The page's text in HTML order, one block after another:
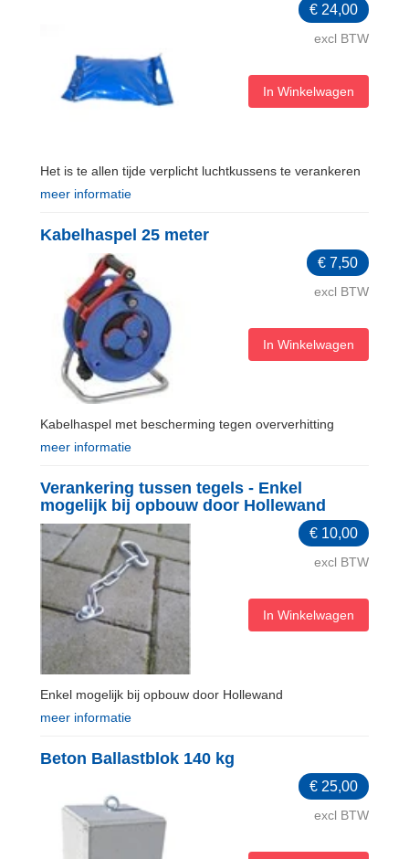
€ 24,00
excl BTW
In Winkelwagen
Het is te allen tijde verplicht luchtkussens te verankeren
meer informatie
Kabelhaspel 25 meter
€ 7,50
excl BTW
In Winkelwagen
Kabelhaspel met bescherming tegen oververhitting
meer informatie
Verankering tussen tegels - Enkel
mogelijk bij opbouw door Hollewand
€ 10,00
excl BTW
In Winkelwagen
Enkel mogelijk bij opbouw door Hollewand
meer informatie
Beton Ballastblok 140 kg
€ 25,00
excl BTW